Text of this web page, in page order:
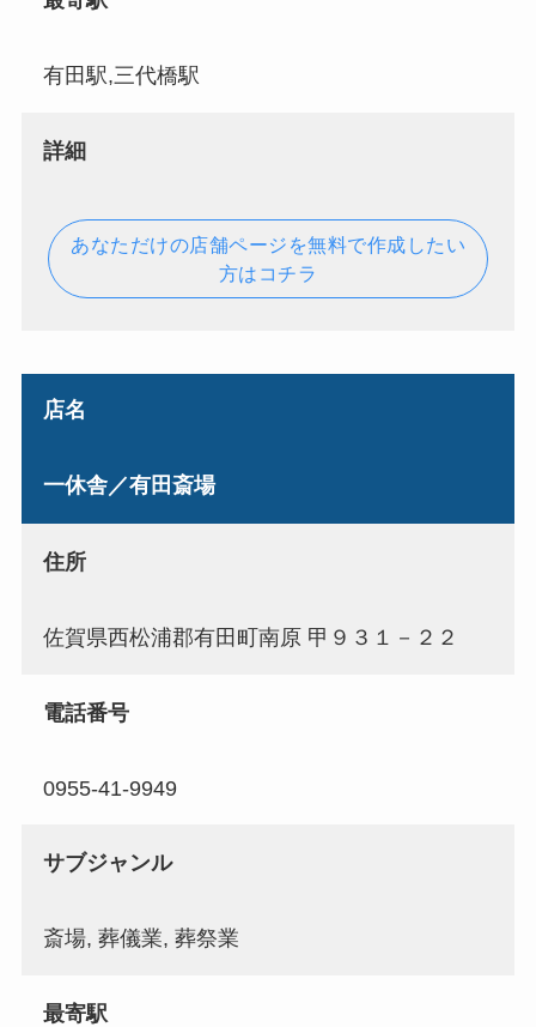
有田駅,三代橋駅
詳細
あなただけの店舗ページを無料で作成したい
方はコチラ
店名
一休舎／有田斎場
住所
佐賀県西松浦郡有田町南原 甲９３１－２２
電話番号
0955-41-9949
サブジャンル
斎場, 葬儀業, 葬祭業
最寄駅